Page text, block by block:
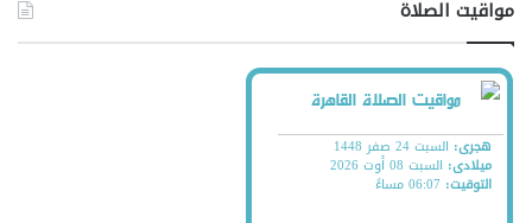
مواقيت الصلاة